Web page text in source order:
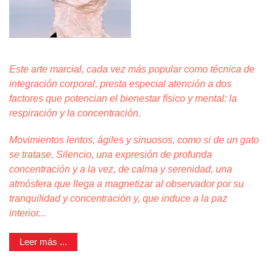
Este arte marcial, cada vez más popular como técnica de
integración corporal, presta especial atención a dos
factores que potencian el bienestar físico y mental: la
respiración y la concentración.
Movimientos lentos, ágiles y sinuosos, como si de un gato
se tratase. Silencio, una expresión de profunda
concentración y a la vez, de calma y serenidad, una
atmósfera que llega a magnetizar al observador por su
tranquilidad y concentración y, que induce a la paz
interior...
Leer más ...